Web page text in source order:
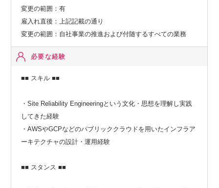
変更の範囲：有
雇入れ直後：上記記載の通り
変更の範囲：自社事業の推進および付随するすべての業務
必要な経験
■■ スキル ■■
・Site Reliability Engineeringという文化・思想を理解し実践
してきた経験
・AWSやGCPなどのパブリッククラウドを用いたインフラア
ーキテクチャの設計・運用経験
■■ スタンス ■■